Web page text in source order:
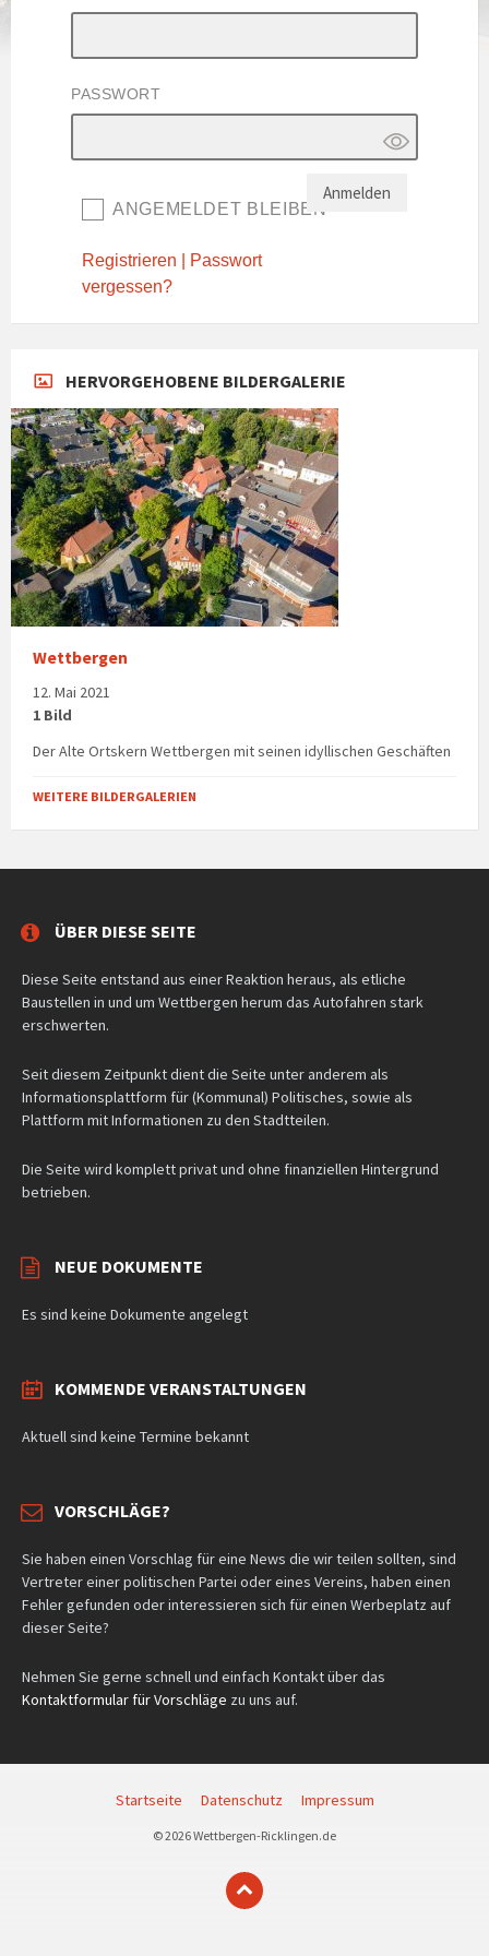
PASSWORT
ANGEMELDET BLEIBEN
Registrieren
Passwort
vergessen?
HERVORGEHOBENE BILDERGALERIE
Wettbergen
12. Mai 2021
1 Bild
Der Alte Ortskern Wettbergen mit seinen idyllischen Geschäften
WEITERE BILDERGALERIEN
ÜBER DIESE SEITE
Diese Seite entstand aus einer Reaktion heraus, als etliche
Baustellen in und um Wettbergen herum das Autofahren stark
erschwerten.
Seit diesem Zeitpunkt dient die Seite unter anderem als
Informationsplattform für (Kommunal) Politisches, sowie als
Plattform mit Informationen zu den Stadtteilen.
Die Seite wird komplett privat und ohne finanziellen Hintergrund
betrieben.
NEUE DOKUMENTE
Es sind keine Dokumente angelegt
KOMMENDE VERANSTALTUNGEN
Aktuell sind keine Termine bekannt
VORSCHLÄGE?
Sie haben einen Vorschlag für eine News die wir teilen sollten, sind
Vertreter einer politischen Partei oder eines Vereins, haben einen
Fehler gefunden oder interessieren sich für einen Werbeplatz auf
dieser Seite?
Nehmen Sie gerne schnell und einfach Kontakt über das
Kontaktformular für Vorschläge zu uns auf.
Startseite Datenschutz Impressum
© 2026 Wettbergen-Ricklingen.de